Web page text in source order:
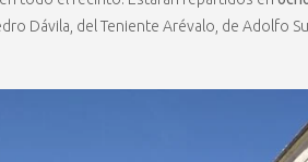
Dávila, del Teniente Arévalo, de Adolfo